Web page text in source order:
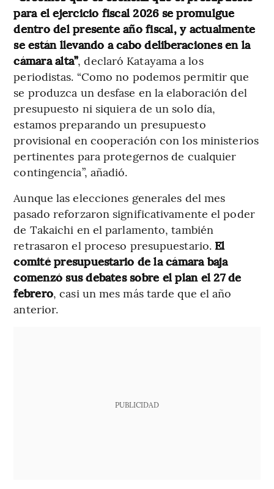
para el ejercicio fiscal 2026 se promulgue
dentro del presente año fiscal, y actualmente
se están llevando a cabo deliberaciones en la
cámara alta”, declaró Katayama a los
periodistas. “Como no podemos permitir que
se produzca un desfase en la elaboración del
presupuesto ni siquiera de un solo día,
estamos preparando un presupuesto
provisional en cooperación con los ministerios
pertinentes para protegernos de cualquier
contingencia”, añadió.
Aunque las elecciones generales del mes
pasado reforzaron significativamente el poder
de Takaichi en el parlamento, también
retrasaron el proceso presupuestario. El
comité presupuestario de la cámara baja
comenzó sus debates sobre el plan el 27 de
febrero, casi un mes más tarde que el año
anterior.
PUBLICIDAD